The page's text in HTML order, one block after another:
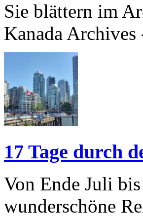
Sie blättern im
Kanada
17 Tage durch
Von Ende Juli
wunderschöne